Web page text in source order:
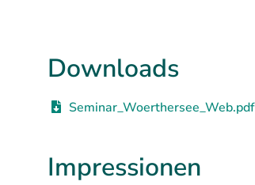
Downloads
Seminar_Woerthersee_Web.pdf
Impressionen